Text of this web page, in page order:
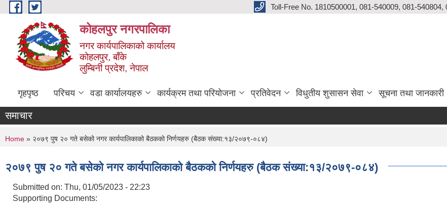
Skip to main content Toll-Free No. 1810500001, 081-540009, 081-540804,
कोहलपुर नगरपालिका
नगर कार्यपालिकाको कार्यालय
कोहलपुर, बाँके
लुम्बिनी प्रदेश, नेपाल
गृहपृष्ठ परिचय वडा कार्यालयहरु कार्यक्रम तथा परियोजना प्रतिवेदन विधुतीय शुसासन सेवा सूचना तथा जानकारी
समाचार
You are here
Home » २०७९ पुष २० गते बसेको नगर कार्यपालिकाको बैठकको निर्णयहरु (बैठक संख्या:१३/२०७९-०८४)
२०७९ पुष २० गते बसेको नगर कार्यपालिकाको बैठकको निर्णयहरु (बैठक संख्या:१३/२०७९-०८४)
Submitted on: Thu, 01/05/2023 - 22:23
Supporting Documents: